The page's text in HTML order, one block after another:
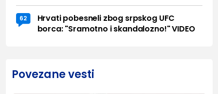
62
Hrvati pobesneli zbog srpskog UFC
borca: "Sramotno i skandalozno!" VIDEO
Povezane vesti